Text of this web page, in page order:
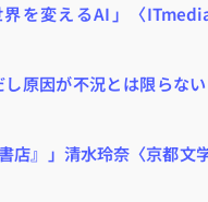
を変えるAI」〈
原因が不況とは限らな
店』」清水玲奈〈京都